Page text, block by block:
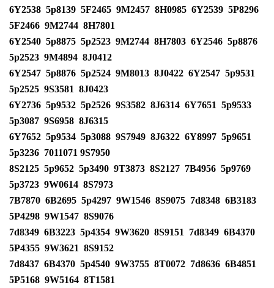
6Y2538 5p8139 5F2465 9M2457 8H0985 6Y2539 5P8296
5F2466 9M2744 8H7801
6Y2540 5p8875 5p2523 9M2744 8H7803 6Y2546 5p8876
5p2523 9M4894 8J0412
6Y2547 5p8876 5p2524 9M8013 8J0422 6Y2547 5p9531
5p2525 9S3581 8J0423
6Y2736 5p9532 5p2526 9S3582 8J6314 6Y7651 5p9533
5p3087 9S6958 8J6315
6Y7652 5p9534 5p3088 9S7949 8J6322 6Y8997 5p9651
5p3236 7011071 9S7950
8S2125 5p9652 5p3490 9T3873 8S2127 7B4956 5p9769
5p3723 9W0614 8S7973
7B7870 6B2695 5p4297 9W1546 8S9075 7d8348 6B3183
5P4298 9W1547 8S9076
7d8349 6B3223 5p4354 9W3620 8S9151 7d8349 6B4370
5P4355 9W3621 8S9152
7d8437 6B4370 5p4540 9W3755 8T0072 7d8636 6B4851
5P5168 9W5164 8T1581